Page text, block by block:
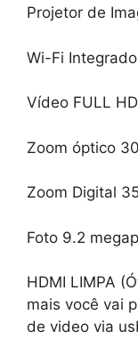
Projetor de
Wi-Fi Integrado
Vídeo FULL
Zoom óptico
Zoom Digital
Foto 9.2
HDMI LIMPA
mais você vai
de video via